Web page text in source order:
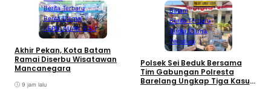
Berita Terbaru
Berita Utama
KEPULAUAN RIAU
Akhir Pekan, Kota Batam
Ramai Diserbu Wisatawan
Mancanegara
9 jam lalu
Batam
Berita Terbaru
Berita Utama
Peristiwa
Polsek Sei Beduk Bersama
Tim Gabungan Polresta
Barelang Ungkap Tiga Kasus